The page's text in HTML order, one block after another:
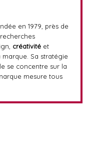
en 1979, près de
créativitéet
Sa stratégie
se concentre sur la
mesure tous